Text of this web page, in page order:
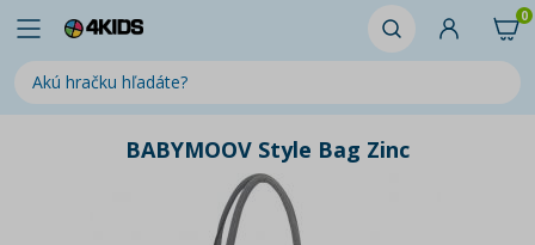
0
BABYMOOV Style Bag Zinc